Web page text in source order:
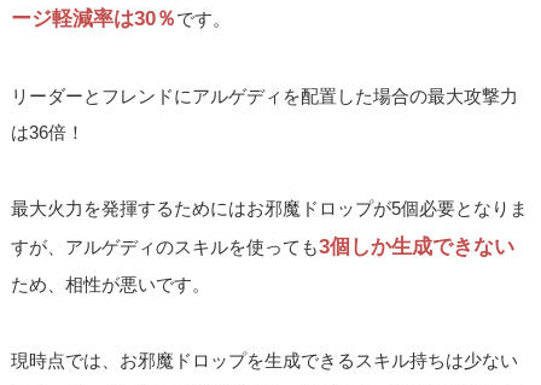
ージ軽減率は30％です。
リーダーとフレンドにアルゲディを配置した場合の最大攻撃力
は36倍！
最大火力を発揮するためにはお邪魔ドロップが5個必要となりま
すが、アルゲディのスキルを使っても3個しか生成できない
ため、相性が悪いです。
現時点では、お邪魔ドロップを生成できるスキル持ちは少ない